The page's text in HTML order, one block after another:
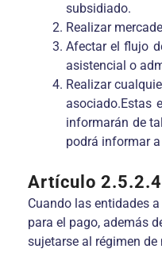
subsidiado.
Realizar
Afectar el flujo
asistencial o
Realizar
asociado.Estas
informarán de
podrá informar
Artículo
Cuando las entidades
para el pago, además
sujetarse al régimen